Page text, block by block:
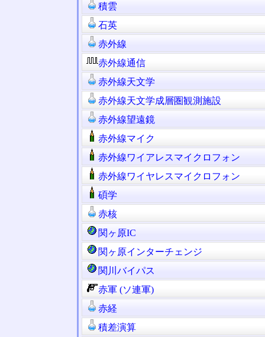
積雲
石英
赤外線
赤外線通信
赤外線天文学
赤外線天文学成層圏観測施設
赤外線望遠鏡
赤外線マイク
赤外線ワイアレスマイクロフォン
赤外線ワイヤレスマイクロフォン
碩学
赤核
関ヶ原IC
関ヶ原インターチェンジ
関川バイパス
赤軍 (ソ連軍)
赤経
積差演算